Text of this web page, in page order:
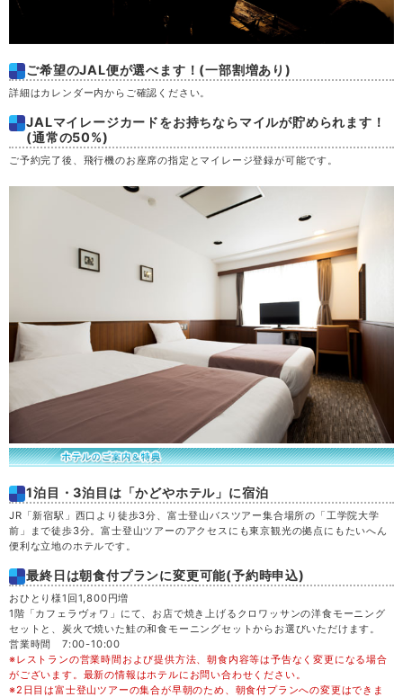
ご希望のJAL便が選べます！(一部割増あり)
詳細はカレンダー内からご確認ください。
JALマイレージカードをお持ちならマイルが貯められます！
(通常の50%)
ご予約完了後、飛行機のお座席の指定とマイレージ登録が可能です。
1泊目・3泊目は「かどやホテル」に宿泊
JR「新宿駅」西口より徒歩3分、富士登山バスツアー集合場所の「工学院大学
前」まで徒歩3分。富士登山ツアーのアクセスにも東京観光の拠点にもたいへん
便利な立地のホテルです。
最終日は朝食付プランに変更可能(予約時申込)
おひとり様1回1,800円増
1階「カフェラヴォワ」にて、お店で焼き上げるクロワッサンの洋食モーニング
セットと、炭火で焼いた鮭の和食モーニングセットからお選びいただけます。
営業時間 7:00-10:00
※レストランの営業時間および提供方法、朝食内容等は予告なく変更になる場合
がございます。最新の情報はホテルにお問い合わせください。
※2日目は富士登山ツアーの集合が早朝のため、朝食付プランへの変更はできま